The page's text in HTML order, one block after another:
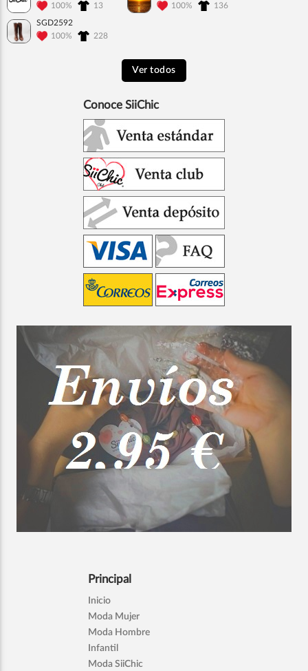
100%
13
100%
136
SGD2592
100%
228
Ver todos
Conoce SiiChic
Principal
Inicio
Moda Mujer
Moda Hombre
Infantil
Moda SiiChic